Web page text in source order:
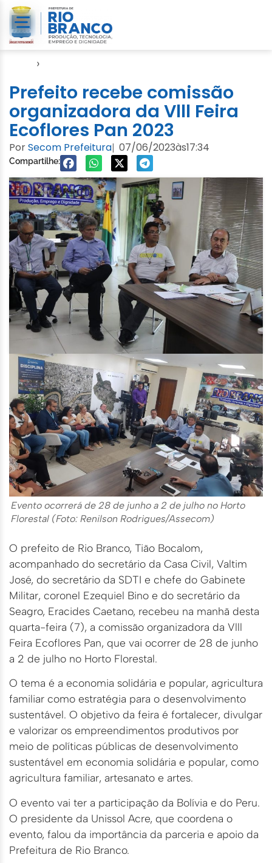
›
Prefeito recebe comissão
organizadora da Vlll Feira
Ecoflores Pan 2023
PorSecom Prefeitura| 07/06/2023às17:34
Compartilhe:
Evento ocorrerá de 28 de junho a 2 de julho no Horto
Florestal (Foto: Renilson Rodrigues/Assecom)
O prefeito de Rio Branco, Tião Bocalom,
acompanhado do secretário da Casa Civil, Valtim
José, do secretário da SDTI e chefe do Gabinete
Militar, coronel Ezequiel Bino e do secretário da
Seagro, Eracides Caetano, recebeu na manhã desta
quarta-feira (7), a comissão organizadora da Vlll
Feira Ecoflores Pan, que vai ocorrer de 28 de junho
a 2 de julho no Horto Florestal.
O tema é a economia solidária e popular, agricultura
familiar como estratégia para o desenvolvimento
sustentável. O objetivo da feira é fortalecer, divulgar
e valorizar os empreendimentos produtivos por
meio de políticas públicas de desenvolvimento
sustentável em economia solidária e popular, como
agricultura familiar, artesanato e artes.
O evento vai ter a participação da Bolívia e do Peru.
O presidente da Unissol Acre, que coordena o
evento, falou da importância da parceria e apoio da
Prefeitura de Rio Branco.